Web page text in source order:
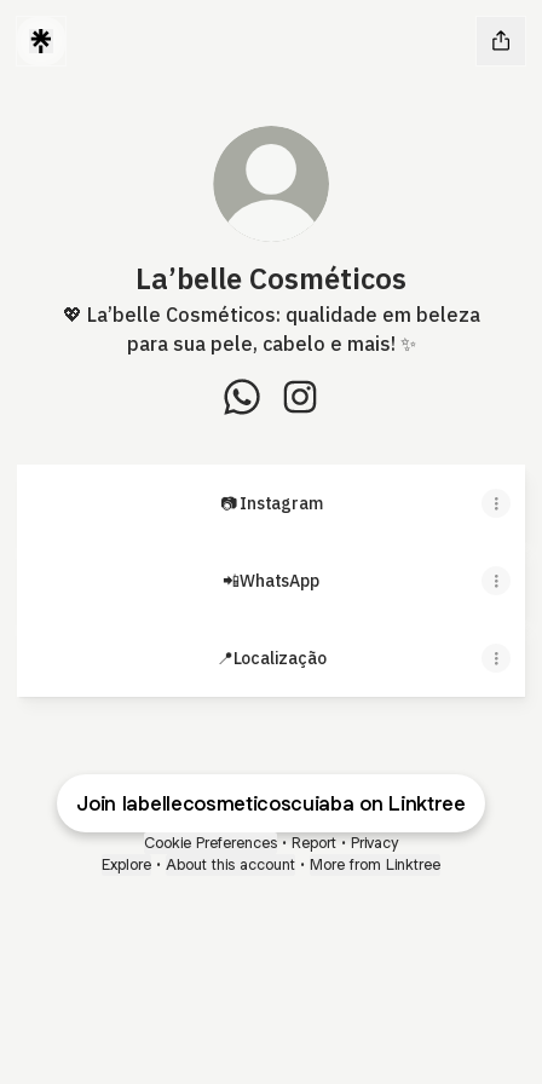
La’belle Cosméticos
💖 La’belle Cosméticos: qualidade em beleza
para sua pele, cabelo e mais! ✨
📷 Instagram
📲WhatsApp
📍Localização
Join labellecosmeticoscuiaba on Linktree
Cookie Preferences • Report • Privacy
Explore • About this account • More from Linktree